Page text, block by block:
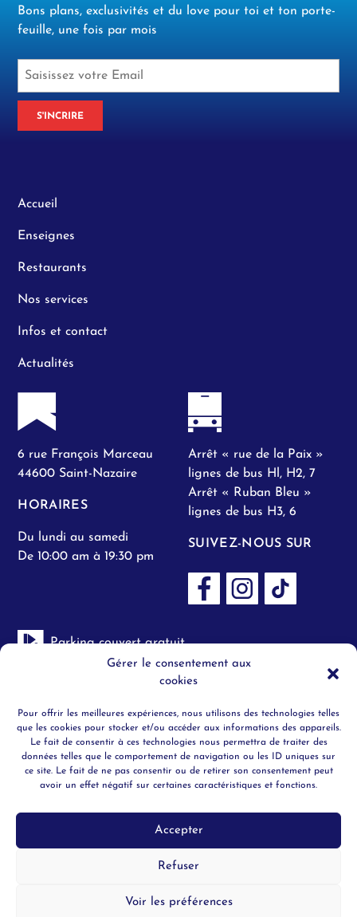
Gérer le consentement aux
cookies
Pour offrir les meilleures expériences, nous utilisons des technologies telles
que les cookies pour stocker et/ou accéder aux informations des appareils.
Le fait de consentir à ces technologies nous permettra de traiter des
données telles que le comportement de navigation ou les ID uniques sur
ce site. Le fait de ne pas consentir ou de retirer son consentement peut
avoir un effet négatif sur certaines caractéristiques et fonctions.
Accepter
Refuser
Voir les préférences
Bons plans, exclusivités et du love pour toi et ton porte-
feuille, une fois par mois
S'INCRIRE
Accueil
Enseignes
Restaurants
Nos services
Infos et contact
Actualités
6 rue François Marceau
44600 Saint-Nazaire
HORAIRES
Du lundi au samedi
De 10:00 am à 19:30 pm
Arrêt « rue de la Paix »
lignes de bus Hl, H2, 7
Arrêt « Ruban Bleu »
lignes de bus H3, 6
SUIVEZ-NOUS SUR
Parking couvert gratuit
Objets trouvés
Securité
© Ruban Bleu 2023
Politique de confidentialité